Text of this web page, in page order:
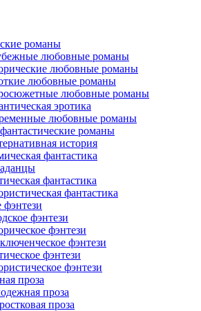
романы
любовные романы
любовные романы
любовные романы
любовные романы
эротика
любовные романы
романы
история
фантастика
фантастика
фантастика
фэнтези
фэнтези
фэнтези
фэнтези
фэнтези
проза
проза
проза